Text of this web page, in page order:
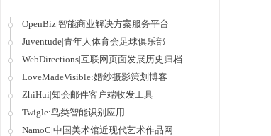
OpenBiz|智能商业解决方案服务平台
Juventude|青年人体育会足球俱乐部
WebDirections|互联网页面发展历史归档
LoveMadeVisible:婚纱摄影策划博客
ZhiHui|知会邮件客户端收发工具
Twigle:鸟类智能识别应用
NamoC|中国美术馆近现代艺术作品网